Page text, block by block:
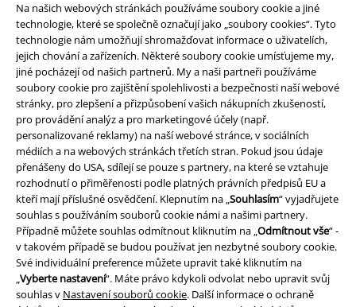
Na našich webových stránkách používáme soubory cookie a jiné
technologie, které se společně označují jako „soubory cookies“. Tyto
technologie nám umožňují shromažďovat informace o uživatelích,
jejich chování a zařízeních. Některé soubory cookie umísťujeme my,
jiné pocházejí od našich partnerů. My a naši partneři používáme
soubory cookie pro zajištění spolehlivosti a bezpečnosti naší webové
stránky, pro zlepšení a přizpůsobení vašich nákupních zkušeností,
pro provádění analýz a pro marketingové účely (např.
personalizované reklamy) na naší webové stránce, v sociálních
médiích a na webových stránkách třetích stran. Pokud jsou údaje
přenášeny do USA, sdílejí se pouze s partnery, na které se vztahuje
rozhodnutí o přiměřenosti podle platných právních předpisů EU a
kteří mají příslušné osvědčení. Klepnutím na „Souhlasím“ vyjadřujete
souhlas s používáním souborů cookie námi a našimi partnery.
Případně můžete souhlas odmítnout kliknutím na „Odmítnout vše“ -
v takovém případě se budou používat jen nezbytné soubory cookie.
Své individuální preference můžete upravit také kliknutím na
„Vyberte nastavení“. Máte právo kdykoli odvolat nebo upravit svůj
souhlas v Nastavení souborů cookie. Další informace o ochraně
Právní informace
Podmínky
Prohlášení